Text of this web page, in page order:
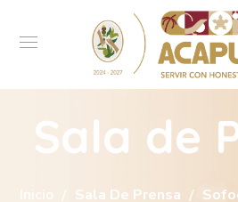
Sala de
Inicio Sala De Prensa